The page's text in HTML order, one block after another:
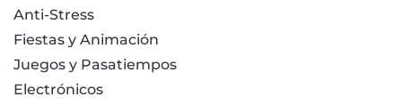
Anti-Stress
Fiestas y Animación
Juegos y Pasatiempos
Electrónicos